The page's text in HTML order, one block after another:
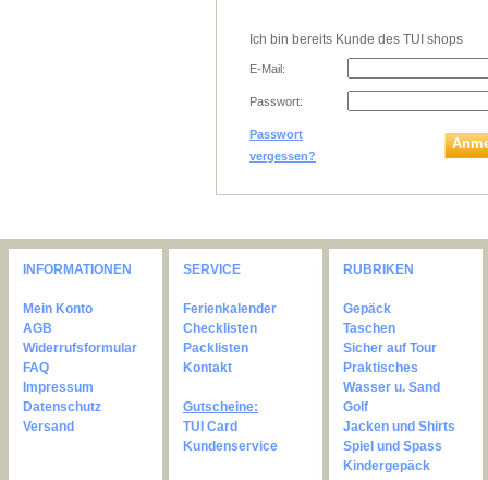
Ich bin bereits Kunde des TUI shops
E-Mail:
Passwort:
Passwort
vergessen?
INFORMATIONEN
Mein Konto
AGB
Widerrufsformular
FAQ
Impressum
Datenschutz
Versand
SERVICE
Ferienkalender
Checklisten
Packlisten
Kontakt
Gutscheine:
TUI Card
Kundenservice
RUBRIKEN
Gepäck
Taschen
Sicher auf Tour
Praktisches
Wasser u. Sand
Golf
Jacken und Shirts
Spiel und Spass
Kindergepäck